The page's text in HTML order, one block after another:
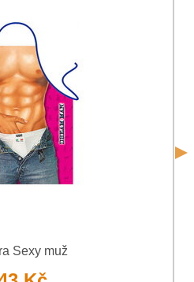
osobních údajů za účelem
jsem se s podmínkami
s.r.o.*
Sexy muž